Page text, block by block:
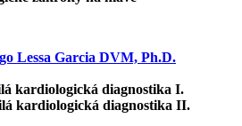
Lessa Garcia DVM, Ph.D.
kardiologická diagnostika I.
kardiologická diagnostika II.